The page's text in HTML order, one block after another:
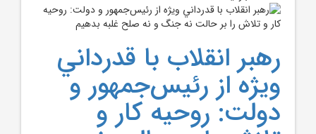
رهبر انقلاب با قدرداني
ويژه از رئيس‌جمهور و
دولت: روحيه کار و